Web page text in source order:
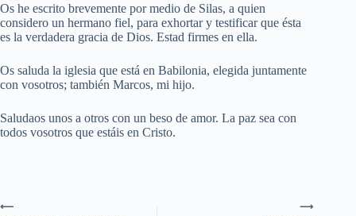
Os he escrito brevemente por medio de Silas, a quien
considero un hermano fiel, para exhortar y testificar que ésta
es la verdadera gracia de Dios. Estad firmes en ella.
Os saluda la iglesia que está en Babilonia, elegida juntamente
con vosotros; también Marcos, mi hijo.
Saludaos unos a otros con un beso de amor. La paz sea con
todos vosotros que estáis en Cristo.
⟶
⟵